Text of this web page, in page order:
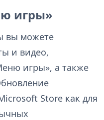
игры»
вы можете
и видео,
игры», а также
Store как для